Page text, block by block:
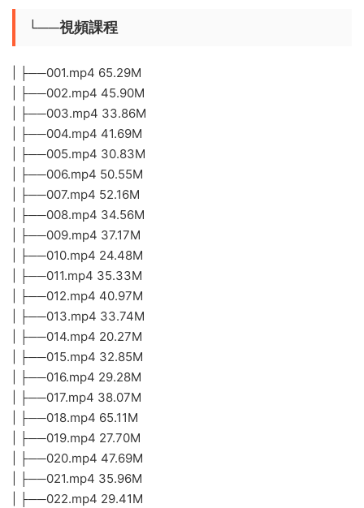
└──視頻課程
| ├──001.mp4 65.29M
| ├──002.mp4 45.90M
| ├──003.mp4 33.86M
| ├──004.mp4 41.69M
| ├──005.mp4 30.83M
| ├──006.mp4 50.55M
| ├──007.mp4 52.16M
| ├──008.mp4 34.56M
| ├──009.mp4 37.17M
| ├──010.mp4 24.48M
| ├──011.mp4 35.33M
| ├──012.mp4 40.97M
| ├──013.mp4 33.74M
| ├──014.mp4 20.27M
| ├──015.mp4 32.85M
| ├──016.mp4 29.28M
| ├──017.mp4 38.07M
| ├──018.mp4 65.11M
| ├──019.mp4 27.70M
| ├──020.mp4 47.69M
| ├──021.mp4 35.96M
| ├──022.mp4 29.41M